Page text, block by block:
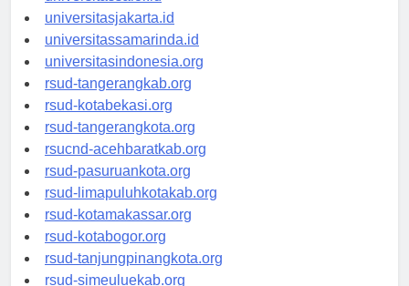
universitassalor.id
universitasjakarta.id
universitassamarinda.id
universitasindonesia.org
rsud-tangerangkab.org
rsud-kotabekasi.org
rsud-tangerangkota.org
rsucnd-acehbaratkab.org
rsud-pasuruankota.org
rsud-limapuluhkotakab.org
rsud-kotamakassar.org
rsud-kotabogor.org
rsud-tanjungpinangkota.org